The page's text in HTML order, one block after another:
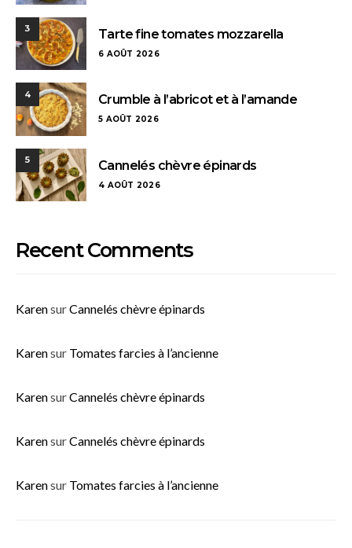
3 Tarte fine tomates mozzarella
6 AOÛT 2026
4 Crumble à l’abricot et à l’amande
5 AOÛT 2026
5 Cannelés chèvre épinards
4 AOÛT 2026
Recent Comments
KarensurCannelés chèvre épinards
Karensur Tomates farcies à l’ancienne
KarensurCannelés chèvre épinards
KarensurCannelés chèvre épinards
Karensur Tomates farcies à l’ancienne